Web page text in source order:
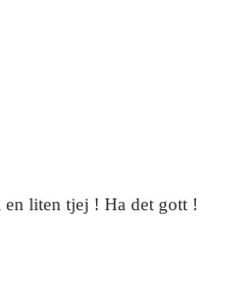
liten tjej ! Ha det gott !